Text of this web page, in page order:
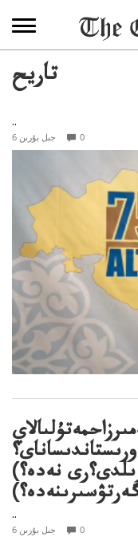
تاريح
..
6 جىل بۇرىن 0
ورىستاندىساناى؟
نەدە؟)
..
6 جىل بۇرىن 0